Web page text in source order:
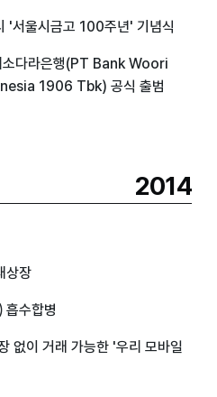
'서울시금고 100주년' 기념식
소다라은행(PT Bank Woori
1906 Tbk) 공식 출범
2014
상장
흡수합병
없이 거래 가능한 '우리 모바일